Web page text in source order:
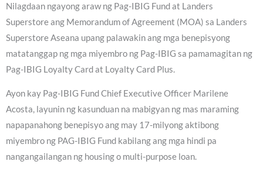
Nilagdaan ngayong araw ng Pag-IBIG Fund at Landers
Superstore ang Memorandum of Agreement (MOA) sa Landers
Superstore Aseana upang palawakin ang mga benepisyong
matatanggap ng mga miyembro ng Pag-IBIG sa pamamagitan ng
Pag-IBIG Loyalty Card at Loyalty Card Plus.
Ayon kay Pag-IBIG Fund Chief Executive Officer Marilene
Acosta, layunin ng kasunduan na mabigyan ng mas maraming
napapanahong benepisyo ang may 17-milyong aktibong
miyembro ng PAG-IBIG Fund kabilang ang mga hindi pa
nangangailangan ng housing o multi-purpose loan.